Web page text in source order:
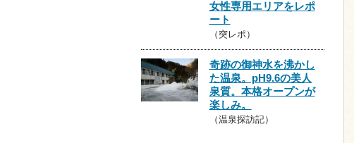
女性専用エリアをレポ
ート
（突レポ）
奇跡の御神水を沸かし
た温泉。pH9.6の美人
泉質。本格オープンが
楽しみ。
（温泉探訪記）